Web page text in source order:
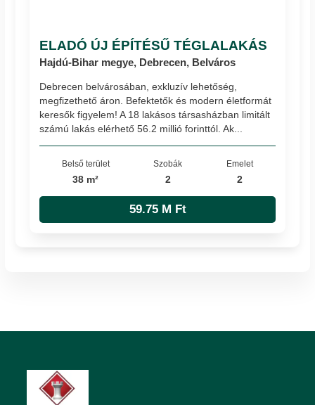
ELADÓ ÚJ ÉPÍTÉSŰ TÉGLALAKÁS
Hajdú-Bihar megye, Debrecen, Belváros
Debrecen belvárosában, exkluzív lehetőség,
megfizethető áron. Befektetők és modern életformát
keresők figyelem! A 18 lakásos társasházban limitált
számú lakás elérhető 56.2 millió forinttól. Ak...
Belső terület
38 m²
Szobák
2
Emelet
2
59.75 M Ft